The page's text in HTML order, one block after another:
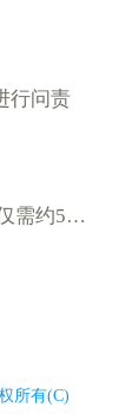
行问责
宁波机场将恢复直飞新疆吐鲁番航线 全程仅需约5小时
所有(C)